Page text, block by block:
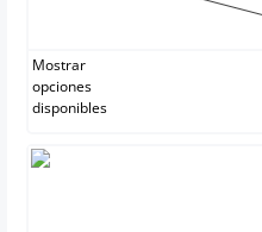
Mostrar
opciones
disponibles